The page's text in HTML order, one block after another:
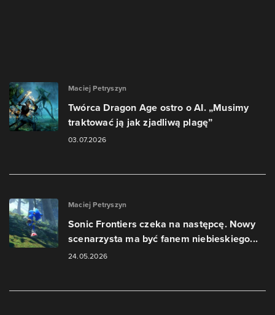
Maciej Petryszyn
Twórca Dragon Age ostro o AI. „Musimy
traktować ją jak zjadliwą plagę”
03.07.2026
Maciej Petryszyn
Sonic Frontiers czeka na następcę. Nowy
scenarzysta ma być fanem niebieskiego...
24.05.2026